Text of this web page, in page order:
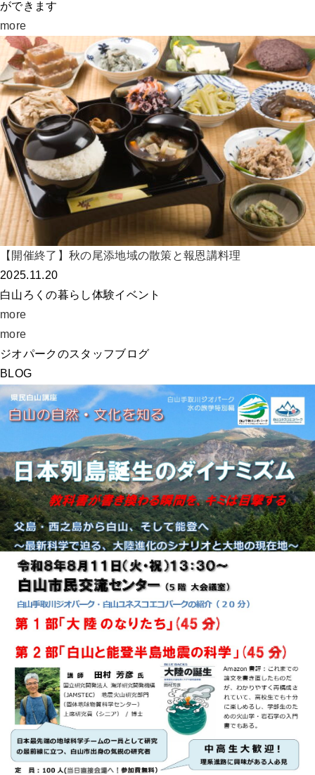
ができます
more
【開催終了】秋の尾添地域の散策と報恩講料理
2025.11.20
白山ろくの暮らし体験イベント
more
more
ジオパークのスタッフブログ
BLOG